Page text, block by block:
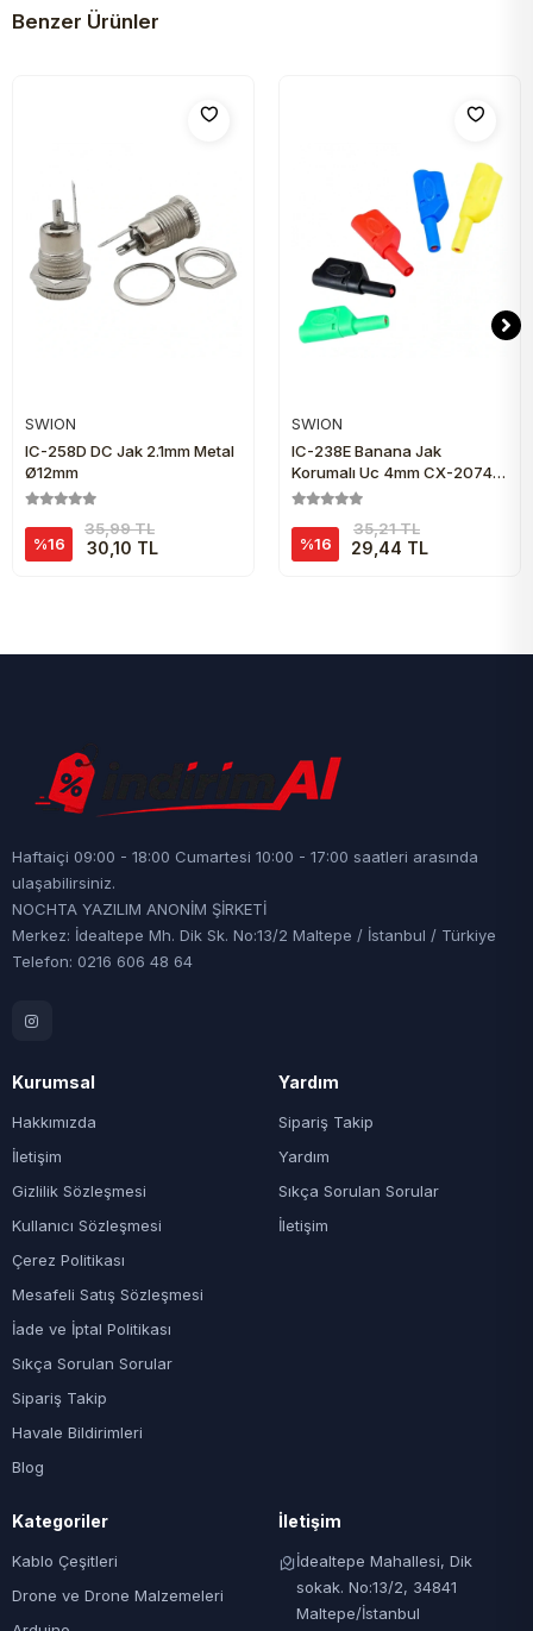
Benzer Ürünler
SWION
IC-258D DC Jak 2.1mm Metal
Ø12mm
%16
35,99 TL
30,10 TL
SWION
IC-238E Banana Jak
Korumalı Uç 4mm CX-2074
Yeşil
%16
35,21 TL
29,44 TL
Haftaiçi 09:00 - 18:00 Cumartesi 10:00 - 17:00 saatleri arasında
ulaşabilirsiniz.
NOCHTA YAZILIM ANONİM ŞİRKETİ
Merkez: İdealtepe Mh. Dik Sk. No:13/2 Maltepe / İstanbul / Türkiye
Telefon: 0216 606 48 64
Kurumsal
Hakkımızda
İletişim
Gizlilik Sözleşmesi
Kullanıcı Sözleşmesi
Çerez Politikası
Mesafeli Satış Sözleşmesi
İade ve İptal Politikası
Sıkça Sorulan Sorular
Sipariş Takip
Havale Bildirimleri
Blog
Yardım
Sipariş Takip
Yardım
Sıkça Sorulan Sorular
İletişim
Kategoriler
Kablo Çeşitleri
Drone ve Drone Malzemeleri
İletişim
İdealtepe Mahallesi, Dik
sokak. No:13/2, 34841
Maltepe/İstanbul